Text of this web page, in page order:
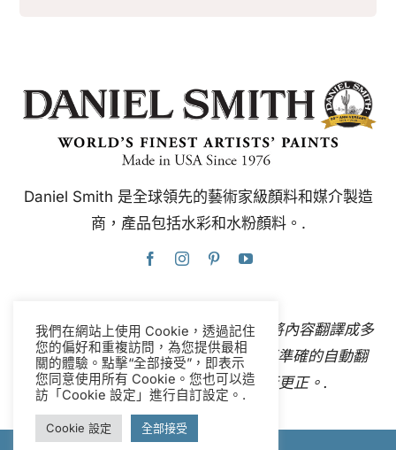
Daniel Smith 是全球領先的藝術家級顏料和媒介製造
商，產品包括水彩和水粉顏料。.
本網站使用Google翻譯，可即時自動將內容翻譯成多
種語言。聯絡我們如果您發現任何不準確的自動翻
譯，請告知我們，以便我們進行更正。.
我們在網站上使用 Cookie，透過記住
您的偏好和重複訪問，為您提供最相
關的體驗。點擊“全部接受”，即表示
您同意使用所有 Cookie。您也可以造
訪「Cookie 設定」進行自訂設定。.
Cookie 設定 全部接受